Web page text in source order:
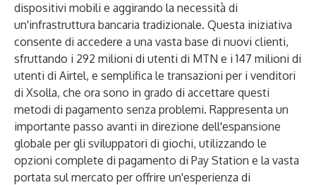
dispositivi mobili e aggirando la necessità di
un'infrastruttura bancaria tradizionale. Questa iniziativa
consente di accedere a una vasta base di nuovi clienti,
sfruttando i 292 milioni di utenti di MTN e i 147 milioni di
utenti di Airtel, e semplifica le transazioni per i venditori
di Xsolla, che ora sono in grado di accettare questi
metodi di pagamento senza problemi. Rappresenta un
importante passo avanti in direzione dell'espansione
globale per gli sviluppatori di giochi, utilizzando le
opzioni complete di pagamento di Pay Station e la vasta
portata sul mercato per offrire un'esperienza di